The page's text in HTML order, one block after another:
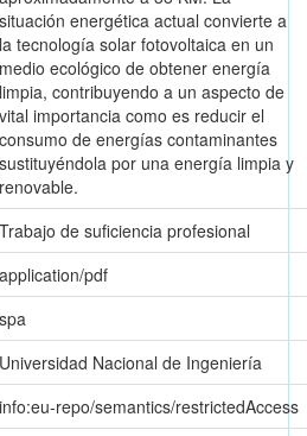
situación energética actual convierte a
la tecnología solar fotovoltaica en un
medio ecológico de obtener energía
limpia, contribuyendo a un aspecto de
vital importancia como es reducir el
consumo de energías contaminantes
sustituyéndola por una energía limpia y
renovable.
Trabajo de suficiencia profesional
application/pdf
spa
Universidad Nacional de Ingeniería
info:eu-repo/semantics/restrictedAccess